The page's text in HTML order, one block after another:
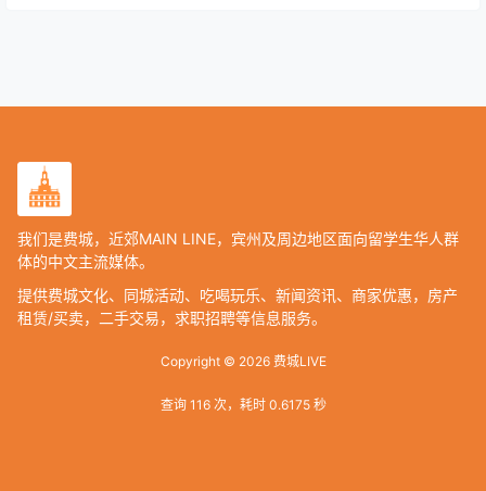
我们是费城，近郊MAIN LINE，宾州及周边地区面向留学生华人群
体的中文主流媒体。
提供费城文化、同城活动、吃喝玩乐、新闻资讯、商家优惠，房产
租赁/买卖，二手交易，求职招聘等信息服务。
Copyright © 2026费城LIVE
查询 116 次，耗时 0.6175 秒